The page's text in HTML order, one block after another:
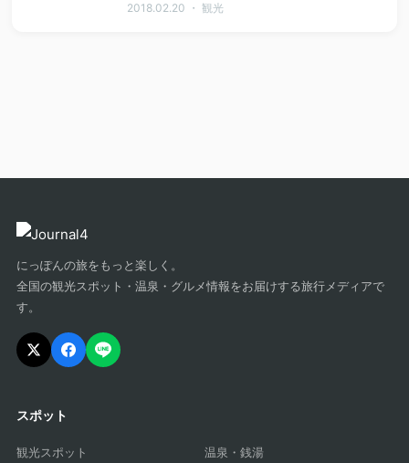
2018.02.20 ・ 観光
にっぽんの旅をもっと楽しく。
全国の観光スポット・温泉・グルメ情報をお届けする旅行メディアで
す。
スポット
観光スポット
温泉・銭湯